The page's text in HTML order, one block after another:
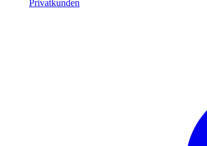
Privatkunden